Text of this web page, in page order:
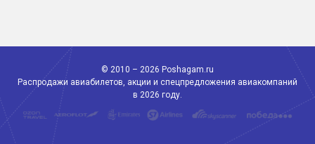
© 2010 – 2026 Poshagam.ru
Распродажи авиабилетов, акции и спецпредложения авиакомпаний
в 2026 году.